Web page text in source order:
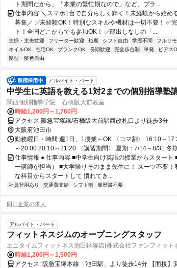
ト期間だから」「本業の繁忙期なので」など、プラ...
仕事内容 ＼スマホ1台で自分らしく輝く！未経験から始め
募集／ ✅未経験OK！特別なスキルや機材は一切不要！ ✅
ト！全国どこからでも参加OK！ ✅顔出しなしの「...
主婦・主夫歓迎 フリーター歓迎 短期 シフト自由 学歴不問 フルリ
ネイルOK
在宅OK ブランクOK 長期歓迎 完全歩合制 単発 ピアス
髪型・髪色自由
アルバイト・パート
中学生に英語を教える1対2までの個別指導塾
関西個別指導学院 石橋阪大前教室
時給1,200円～1,760円
アクセス 阪急宝塚線/石橋阪大前駅西改札口より徒歩3分
大阪府池田市
勤務曜日・時間 週1日、1授業～OK 〈コマ割〉 16:10～
～20:00 20:10～21:20 〈講習期間〉 夏期：7/14～8/31 冬
仕事情報 ● 仕事内容 ■中学生向け英語の授業からスタート
一講師が担当） ■大学帰りそのまま先生に！ スーツ不要
な科目からスタートして 慣れてき...
社員登用あり 交通費支給 シフト制 履歴書不要
同じ企業の求人
アルバイト・パート
フィットネスジムのオープニングスタッフ
エニタイムフィットネス池田鉢塚店(株式会社ファンフィット
時給1,200円～1,500円
アクセス: 阪急宝塚本線「池田駅」より徒歩14分 【面接】箕面桜店 【研修】豊中少